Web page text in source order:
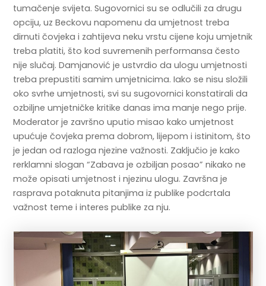
tumačenje svijeta. Sugovornici su se odlučili za drugu
opciju, uz Beckovu napomenu da umjetnost treba
dirnuti čovjeka i zahtijeva neku vrstu cijene koju umjetnik
treba platiti, što kod suvremenih performansa često
nije slučaj. Damjanović je ustvrdio da ulogu umjetnosti
treba prepustiti samim umjetnicima. Iako se nisu složili
oko svrhe umjetnosti, svi su sugovornici konstatirali da
ozbiljne umjetničke kritike danas ima manje nego prije.
Moderator je završno uputio misao kako umjetnost
upućuje čovjeka prema dobrom, lijepom i istinitom, što
je jedan od razloga njezine važnosti. Zaključio je kako
rerklamni slogan “Zabava je ozbiljan posao” nikako ne
može opisati umjetnost i njezinu ulogu. Završna je
rasprava potaknuta pitanjima iz publike podcrtala
važnost teme i interes publike za nju.